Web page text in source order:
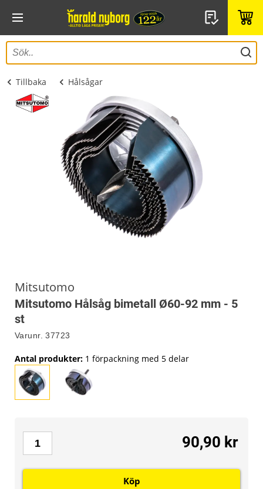
Tillbaka Hålsågar
Mitsutomo
Mitsutomo Hålsåg bimetall Ø60-92 mm - 5
st
Varunr. 37723
Antal produkter: 1 förpackning med 5 delar
90,90 kr
Köp